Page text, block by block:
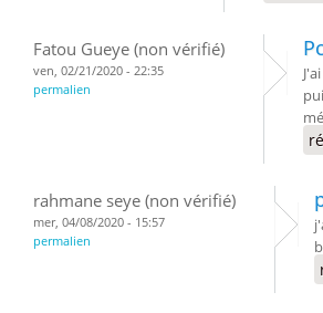
Fatou Gueye (non vérifié)
ven, 02/21/2020 - 22:35
permalien
Pc
rahmane seye (non vérifié)
mer, 04/08/2020 - 15:57
permalien